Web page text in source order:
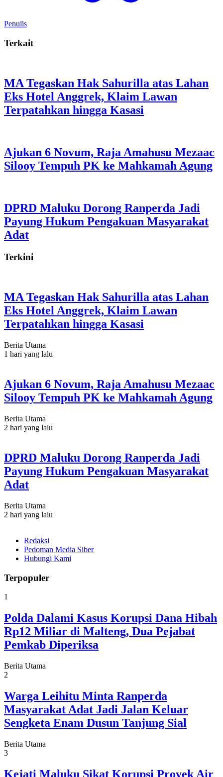
Penulis
Terkait
MA Tegaskan Hak Sahurilla atas Lahan
Eks Hotel Anggrek, Klaim Lawan
Terpatahkan hingga Kasasi
Ajukan 6 Novum, Raja Amahusu Mezaac
Silooy Tempuh PK ke Mahkamah Agung
DPRD Maluku Dorong Ranperda Jadi
Payung Hukum Pengakuan Masyarakat
Adat
Terkini
MA Tegaskan Hak Sahurilla atas Lahan
Eks Hotel Anggrek, Klaim Lawan
Terpatahkan hingga Kasasi
Berita Utama
1 hari yang lalu
Ajukan 6 Novum, Raja Amahusu Mezaac
Silooy Tempuh PK ke Mahkamah Agung
Berita Utama
2 hari yang lalu
DPRD Maluku Dorong Ranperda Jadi
Payung Hukum Pengakuan Masyarakat
Adat
Berita Utama
2 hari yang lalu
Redaksi
Pedoman Media Siber
Hubungi Kami
Terpopuler
1
Polda Dalami Kasus Korupsi Dana Hibah
Rp12 Miliar di Malteng, Dua Pejabat
Pemkab Diperiksa
Berita Utama
2
Warga Leihitu Minta Ranperda
Masyarakat Adat Jadi Jalan Keluar
Sengketa Enam Dusun Tanjung Sial
Berita Utama
3
Kejati Maluku Sikat Korupsi Proyek Air